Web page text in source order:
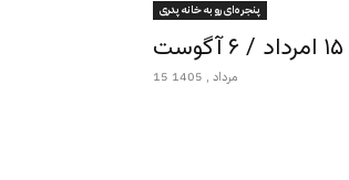
پنجره‌ای رو به خانه پدری
15 مرداد , 1405